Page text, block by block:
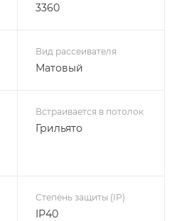
3360
Вид рассеивателя
Матовый
Встраивается в потолок
Грильято
Степень защиты (IP)
IP40